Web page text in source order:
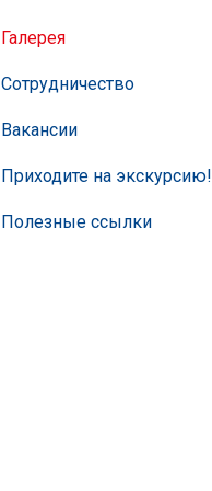
Галерея
Сотрудничество
Вакансии
Приходите на экскурсию!
Полезные ссылки